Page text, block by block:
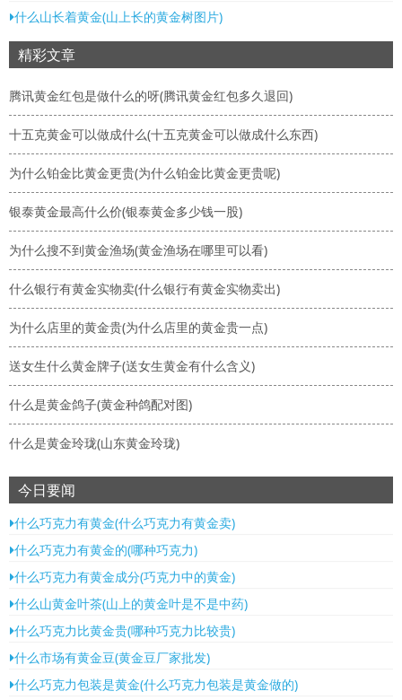
什么山长着黄金(山上长的黄金树图片)
精彩文章
腾讯黄金红包是做什么的呀(腾讯黄金红包多久退回)
十五克黄金可以做成什么(十五克黄金可以做成什么东西)
为什么铂金比黄金更贵(为什么铂金比黄金更贵呢)
银泰黄金最高什么价(银泰黄金多少钱一股)
为什么搜不到黄金渔场(黄金渔场在哪里可以看)
什么银行有黄金实物卖(什么银行有黄金实物卖出)
为什么店里的黄金贵(为什么店里的黄金贵一点)
送女生什么黄金牌子(送女生黄金有什么含义)
什么是黄金鸽子(黄金种鸽配对图)
什么是黄金玲珑(山东黄金玲珑)
今日要闻
什么巧克力有黄金(什么巧克力有黄金卖)
什么巧克力有黄金的(哪种巧克力)
什么巧克力有黄金成分(巧克力中的黄金)
什么山黄金叶茶(山上的黄金叶是不是中药)
什么巧克力比黄金贵(哪种巧克力比较贵)
什么市场有黄金豆(黄金豆厂家批发)
什么巧克力包装是黄金(什么巧克力包装是黄金做的)